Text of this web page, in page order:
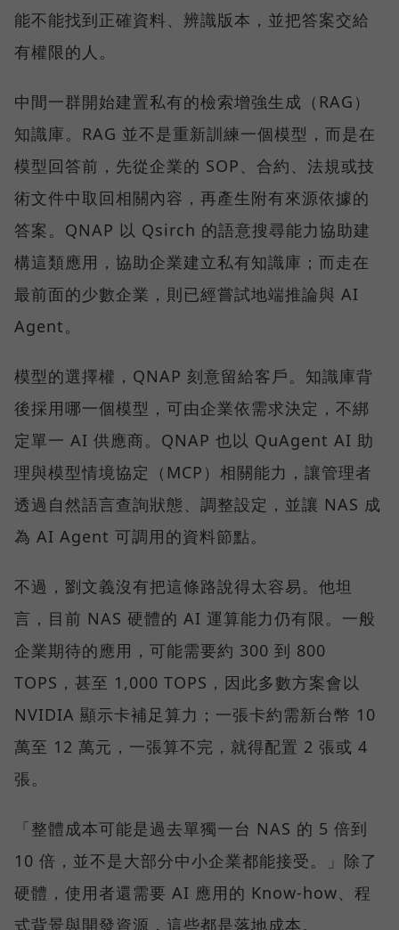
能不能找到正確資料、辨識版本，並把答案交給
有權限的人。
中間一群開始建置私有的檢索增強生成（RAG）
知識庫。RAG 並不是重新訓練一個模型，而是在
模型回答前，先從企業的 SOP、合約、法規或技
術文件中取回相關內容，再產生附有來源依據的
答案。QNAP 以 Qsirch 的語意搜尋能力協助建
構這類應用，協助企業建立私有知識庫；而走在
最前面的少數企業，則已經嘗試地端推論與 AI
Agent。
模型的選擇權，QNAP 刻意留給客戶。知識庫背
後採用哪一個模型，可由企業依需求決定，不綁
定單一 AI 供應商。QNAP 也以 QuAgent AI 助
理與模型情境協定（MCP）相關能力，讓管理者
透過自然語言查詢狀態、調整設定，並讓 NAS 成
為 AI Agent 可調用的資料節點。
不過，劉文義沒有把這條路說得太容易。他坦
言，目前 NAS 硬體的 AI 運算能力仍有限。一般
企業期待的應用，可能需要約 300 到 800
TOPS，甚至 1,000 TOPS，因此多數方案會以
NVIDIA 顯示卡補足算力；一張卡約需新台幣 10
萬至 12 萬元，一張算不完，就得配置 2 張或 4
張。
「整體成本可能是過去單獨一台 NAS 的 5 倍到
10 倍，並不是大部分中小企業都能接受。」除了
硬體，使用者還需要 AI 應用的 Know-how、程
式背景與開發資源，這些都是落地成本。